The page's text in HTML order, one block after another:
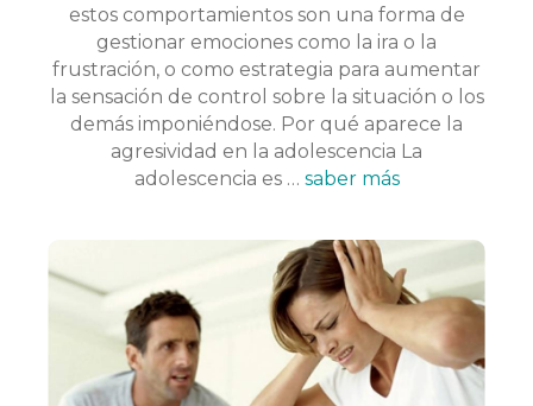
estos comportamientos son una forma de
gestionar emociones como la ira o la
frustración, o como estrategia para aumentar
la sensación de control sobre la situación o los
demás imponiéndose. Por qué aparece la
agresividad en la adolescencia La
adolescencia es … saber más